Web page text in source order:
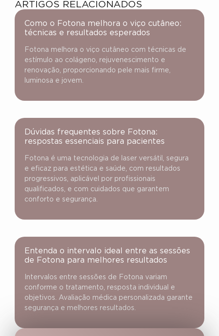
ARTIGOS RELACIONADOS
Como o Fotona melhora o viço cutâneo:
técnicas e resultados esperados
Fotona melhora o viço cutâneo com técnicas de
estímulo ao colágeno, rejuvenescimento e
renovação, proporcionando pele mais firme,
luminosa e jovem.
Dúvidas frequentes sobre Fotona:
respostas essenciais para pacientes
Fotona é uma tecnologia de laser versátil, segura
e eficaz para estética e saúde, com resultados
progressivos, aplicável por profissionais
qualificados, e com cuidados que garantem
conforto e segurança.
Entenda o intervalo ideal entre as sessões
de Fotona para melhores resultados
Intervalos entre sessões de Fotona variam
conforme o tratamento, resposta individual e
objetivos. Avaliação médica personalizada garante
segurança e melhores resultados.